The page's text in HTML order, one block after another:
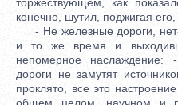
конечно, шутил, поджигая
- Не железные дороги,
и то же время и
непомерное наслаждение:
дороги не замутят
проклято, все это
общем целом, научном и